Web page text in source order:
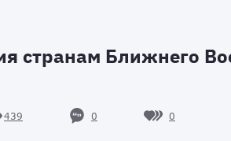
странам Ближнего
439 0 0